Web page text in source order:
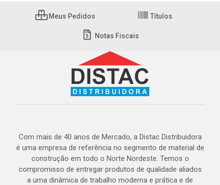
Meus Pedidos Títulos
Notas Fiscais
Com mais de 40 anos de Mercado, a Distac Distribuidora
é uma empresa de referência no segmento de material de
construção em todo o Norte Nordeste. Temos o
compromisso de entregar produtos de qualidade aliados
a uma dinâmica de trabalho moderna e prática e de